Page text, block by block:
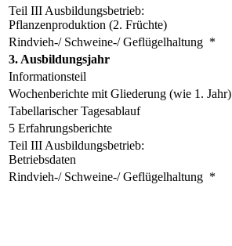
Teil III Ausbildungsbetrieb:
Pflanzenproduktion (2. Früchte)
Rindvieh-/ Schweine-/ Geflügelhaltung *
3. Ausbildungsjahr
Informationsteil
Wochenberichte mit Gliederung (wie 1. Jahr)
Tabellarischer Tagesablauf
5 Erfahrungsberichte
Teil III Ausbildungsbetrieb:
Betriebsdaten
Rindvieh-/ Schweine-/ Geflügelhaltung *